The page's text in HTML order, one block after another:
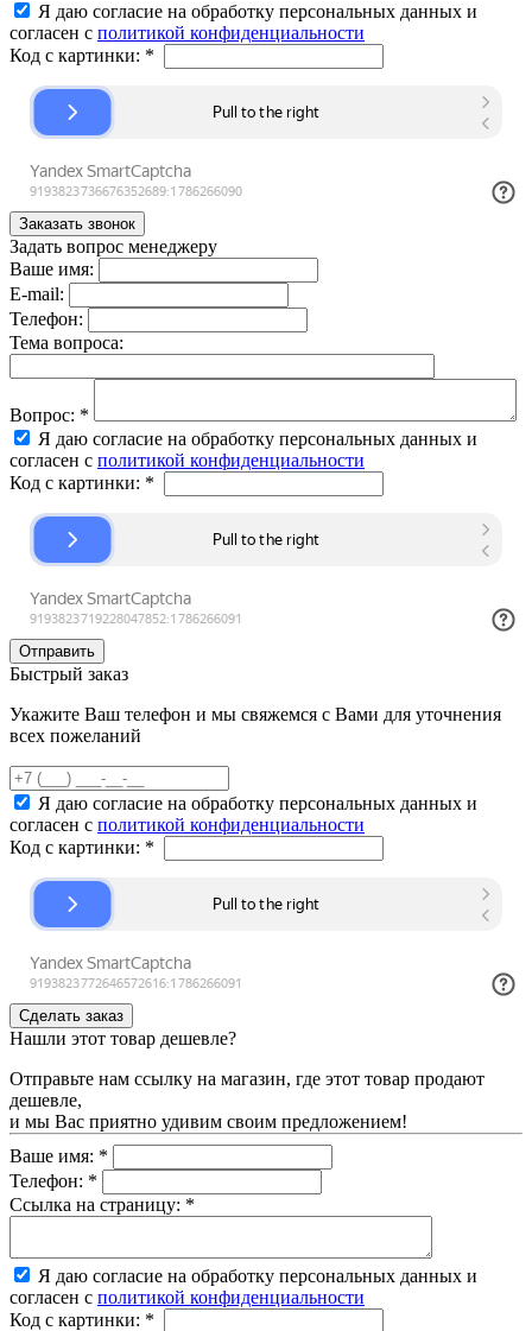
Я даю согласие на обработку персональных данных и
согласен с политикой конфиденциальности
Код с картинки: *
Задать вопрос менеджеру
Ваше имя:
E-mail:
Телефон:
Тема вопроса:
Вопрос: *
Я даю согласие на обработку персональных данных и
согласен с политикой конфиденциальности
Код с картинки: *
Быстрый заказ
Укажите Ваш телефон и мы свяжемся с Вами для уточнения
всех пожеланий
Я даю согласие на обработку персональных данных и
согласен с политикой конфиденциальности
Код с картинки: *
Нашли этот товар дешевле?
Отправьте нам ссылку на магазин, где этот товар продают
дешевле,
и мы Вас приятно удивим своим предложением!
Ваше имя: *
Телефон: *
Ссылка на страницу: *
Я даю согласие на обработку персональных данных и
согласен с политикой конфиденциальности
Код с картинки: *